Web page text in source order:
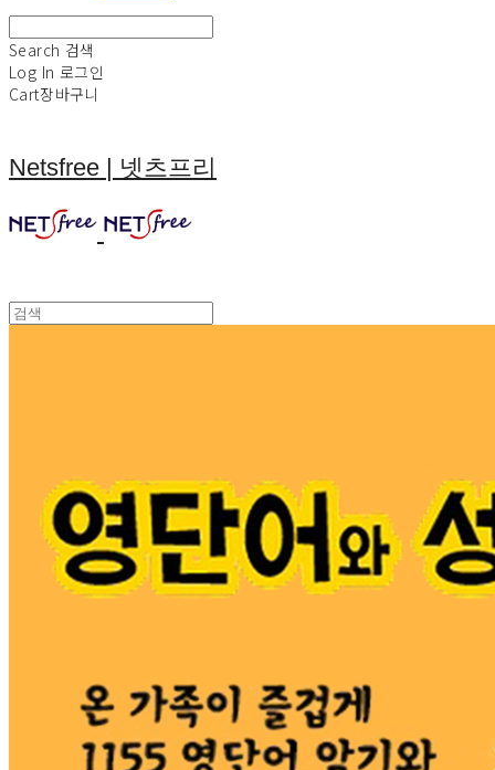
Search 검색
Log In 로그인
Cart장바구니
Netsfree | 넷츠프리